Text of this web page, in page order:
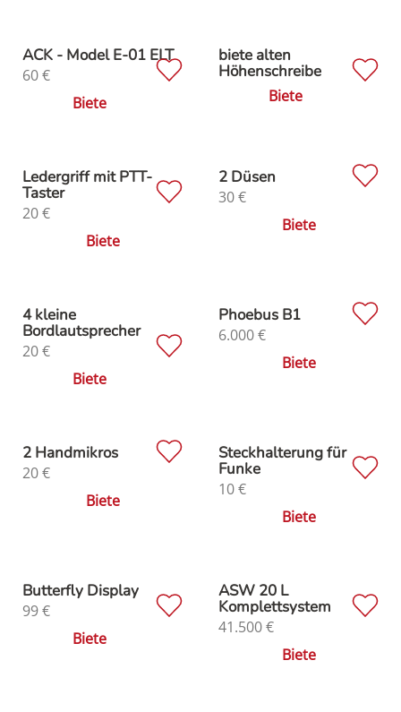
ACK - Model E-01 ELT
60€
Biete
biete alten
Höhenschreibe
Biete
Ledergriff mit PTT-
Taster
20€
Biete
2 Düsen
30€
Biete
4 kleine
Bordlautsprecher
20€
Biete
Phoebus B1
6.000€
Biete
2 Handmikros
20€
Biete
Steckhalterung für
Funke
10€
Biete
Butterfly Display
99€
Biete
ASW 20 L
Komplettsystem
41.500€
Biete